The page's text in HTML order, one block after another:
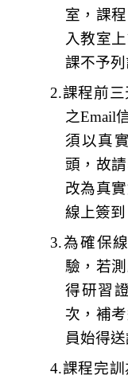
室，課
入教室
課不予列
2.課程前
之Email
須以真
頭 ，故
改為真
線上簽到
3.為確保
驗 ，若
得研習
次，補
員始得
4.課程完